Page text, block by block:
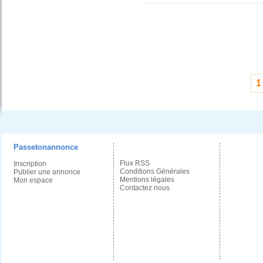
1
Passetonannonce
Inscription
Publier une annonce
Mon espace
Flux RSS
Conditions Générales
Mentions légales
Contactez nous